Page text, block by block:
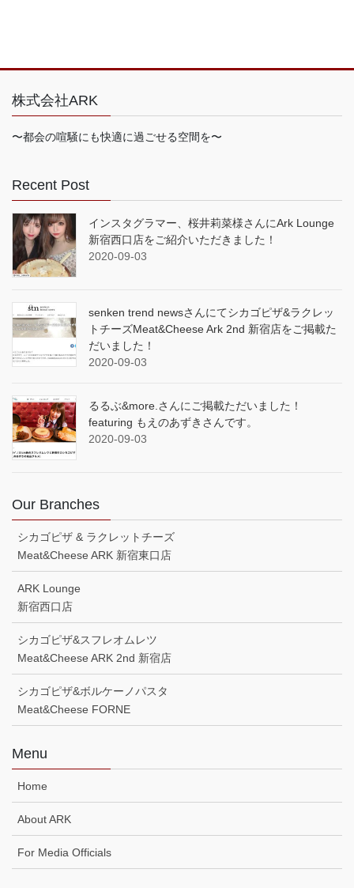
株式会社ARK
〜都会の喧騒にも快適に過ごせる空間を〜
Recent Post
インスタグラマー、桜井莉菜様さんにArk Lounge
新宿西口店をご紹介いただきました！
2020-09-03
senken trend newsさんにてシカゴピザ&ラクレッ
トチーズMeat&Cheese Ark 2nd 新宿店をご掲載た
だいました！
2020-09-03
るるぶ&more.さんにご掲載ただいました！
featuring もえのあずきさんです。
2020-09-03
Our Branches
シカゴピザ & ラクレットチーズ
Meat&Cheese ARK 新宿東口店
ARK Lounge
新宿西口店
シカゴピザ&スフレオムレツ
Meat&Cheese ARK 2nd 新宿店
シカゴピザ&ボルケーノパスタ
Meat&Cheese FORNE
Menu
Home
About ARK
For Media Officials